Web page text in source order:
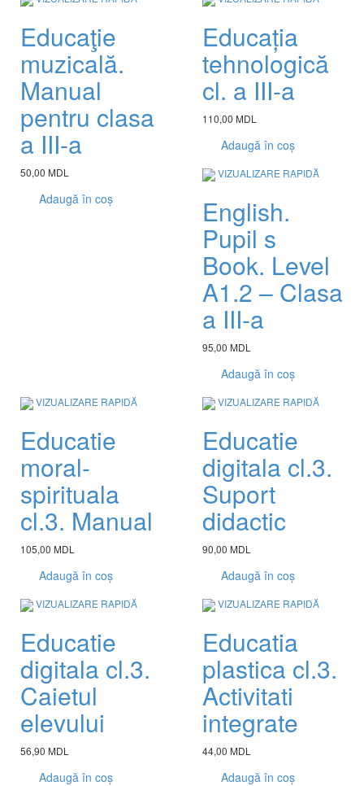
Educaţie
muzicală.
Manual
pentru clasa
a III-a
50,00 MDL
Adaugă în coș
Educația
tehnologică
cl. a III-a
110,00 MDL
Adaugă în coș
VIZUALIZARE RAPIDĂ
English.
Pupil s
Book. Level
A1.2 – Clasa
a III-a
95,00 MDL
Adaugă în coș
VIZUALIZARE RAPIDĂ
Educatie
moral-
spirituala
cl.3. Manual
105,00 MDL
Adaugă în coș
VIZUALIZARE RAPIDĂ
Educatie
digitala cl.3.
Suport
didactic
90,00 MDL
Adaugă în coș
VIZUALIZARE RAPIDĂ
Educatie
digitala cl.3.
Caietul
elevului
56,90 MDL
Adaugă în coș
VIZUALIZARE RAPIDĂ
Educatia
plastica cl.3.
Activitati
integrate
44,00 MDL
Adaugă în coș